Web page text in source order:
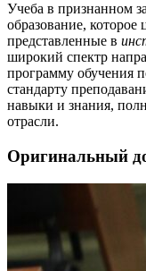
Учеба в признанном
образование,
представленные в
широкий спектр
программу обучения
стандарту
навыки и знания,
отрасли.
Оригинальный